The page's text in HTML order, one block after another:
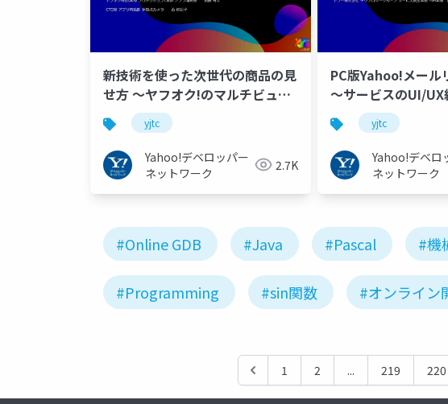
新技術を使った次世代の商品の見
せ方 ～ヤフオク!のマルチビュー
機能～ #yjtc
yjtc
Yahoo!デベロッパー
ネットワーク
2.7K
PC版Yahoo!メール
～サービスのUI/
ロセス～ #yjtc
yjtc
Yahoo!デベロ
ネットワーク
#Online GDB #Java #Pascal #機
#Programming #sin関数 #オンライン
1 2 ... 219 220